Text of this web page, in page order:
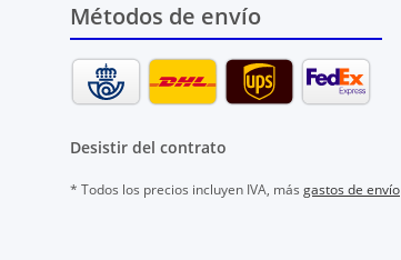
Métodos de envío
Desistir del contrato
* Todos los precios incluyen IVA, más gastos de envío